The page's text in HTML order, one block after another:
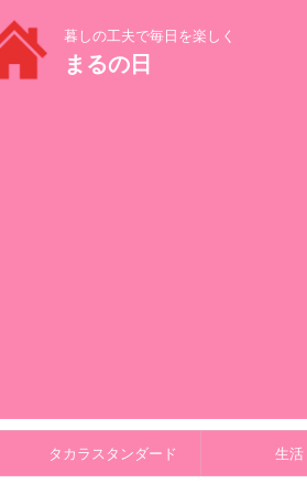
暮しの工夫で毎日を楽しく
まるの日
タカラスタンダード 生活